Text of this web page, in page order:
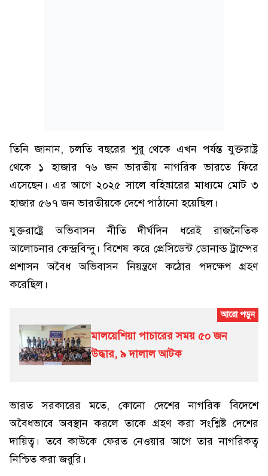
তিনি জানান, চলতি বছরের শুরু থেকে এখন পর্যন্ত যুক্তরাষ্ট্র
থেকে ১ হাজার ৭৬ জন ভারতীয় নাগরিক ভারতে ফিরে
এসেছেন। এর আগে ২০২৫ সালে বহিষ্কারের মাধ্যমে মোট ৩
হাজার ৫৬৭ জন ভারতীয়কে দেশে পাঠানো হয়েছিল।
যুক্তরাষ্ট্রে অভিবাসন নীতি দীর্ঘদিন ধরেই রাজনৈতিক
আলোচনার কেন্দ্রবিন্দু। বিশেষ করে প্রেসিডেন্ট ডোনাল্ড ট্রাম্পের
প্রশাসন অবৈধ অভিবাসন নিয়ন্ত্রণে কঠোর পদক্ষেপ গ্রহণ
করেছিল।
মালয়েশিয়া পাচারের সময় ৫০ জন
উদ্ধার, ৯ দালাল আটক
ভারত সরকারের মতে, কোনো দেশের নাগরিক বিদেশে
অবৈধভাবে অবস্থান করলে তাকে গ্রহণ করা সংশ্লিষ্ট দেশের
দায়িত্ব। তবে কাউকে ফেরত নেওয়ার আগে তার নাগরিকত্ব
নিশ্চিত করা জরুরি।